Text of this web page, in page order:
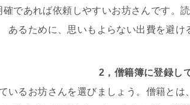
確であれば依頼しやすいお坊さんです。
あるために、思いもよらない出費を避け
2，僧籍簿に登録し
いるお坊さんを選びましょう。僧籍と